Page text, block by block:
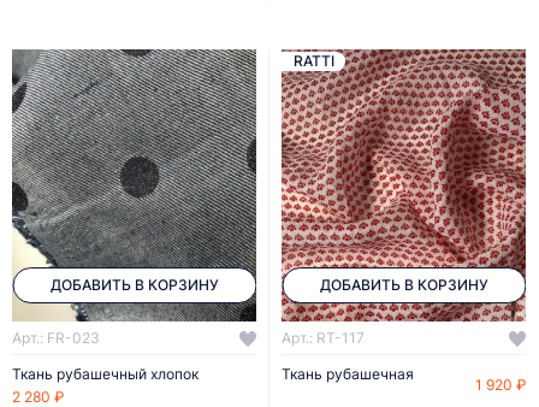
ДОБАВИТЬ В КОРЗИНУ
Арт.: FR-023
Ткань рубашечный хлопок
2 280 ₽
ДОБАВИТЬ В КОРЗИНУ
RATTI
Арт.: RT-117
Ткань рубашечная
1 920 ₽